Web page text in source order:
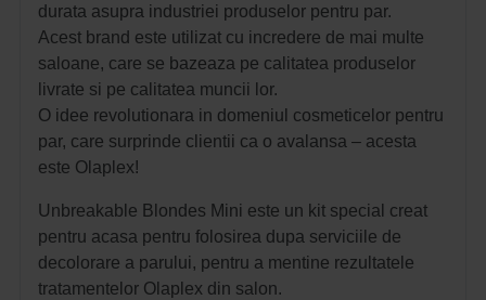
durata asupra industriei produselor pentru par.
Acest brand este utilizat cu incredere de mai multe
saloane, care se bazeaza pe calitatea produselor
livrate si pe calitatea muncii lor.
O idee revolutionara in domeniul cosmeticelor pentru
par, care surprinde clientii ca o avalansa – acesta
este Olaplex!
Unbreakable Blondes Mini este un kit special creat
pentru acasa pentru folosirea dupa serviciile de
decolorare a parului, pentru a mentine rezultatele
tratamentelor Olaplex din salon.